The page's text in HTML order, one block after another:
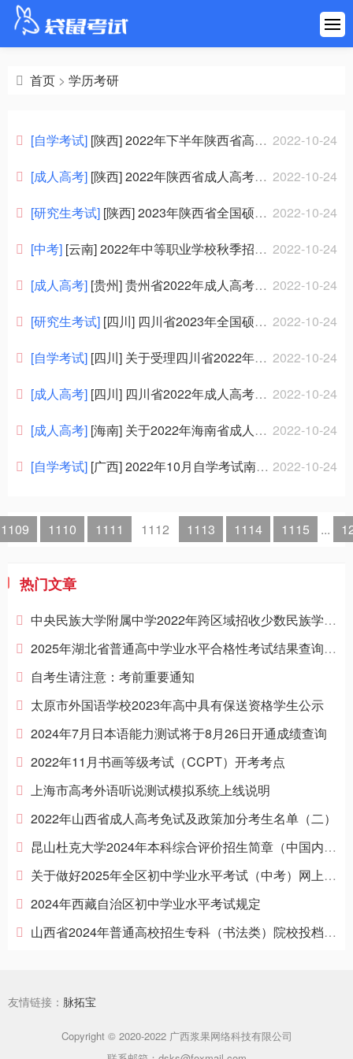
首页
建筑工程
财会金融
职业资格
学历考研
招聘信息
首页 > 学历考研
2022-10-24
[自学考试] [陕西] 2022年下半年陕西省高等教育自学考试考前提醒
2022-10-24
[成人高考] [陕西] 2022年陕西省成人高考考生告知书
2022-10-24
[研究生考试] [陕西] 2023年陕西省全国硕士研究生招生考试网上报名与网上确认温馨提示
2022-10-24
[中考] [云南] 2022年中等职业学校秋季招生第七轮征集志愿公告
2022-10-24
[成人高考] [贵州] 贵州省2022年成人高考考前提示（一）
2022-10-24
[研究生考试] [四川] 四川省2023年全国硕士研究生招生考试报名信息网上确认公告
2022-10-24
[自学考试] [四川] 关于受理四川省2022年10月高等教育自学考试考生因疫情防控退费申请的通告
2022-10-24
[成人高考] [四川] 四川省2022年成人高考考生防疫须知
2022-10-24
[成人高考] [海南] 关于2022年海南省成人高校招生全国统一考试免试考生名单的公示
2022-10-24
[自学考试] [广西] 2022年10月自学考试南宁市第三职业技术学校考点变更公告
1109 1110 1111 1112 1113 1114 1115 ...
热门文章
中央民族大学附属中学2022年跨区域招收少数民族学生名单
2025年湖北省普通高中学业水平合格性考试结果查询和复核办法
自考生请注意：考前重要通知
太原市外国语学校2023年高中具有保送资格学生公示
2024年7月日本语能力测试将于8月26日开通成绩查询
2022年11月书画等级考试（CCPT）开考考点
上海市高考外语听说测试模拟系统上线说明
2022年山西省成人高考免试及政策加分考生名单（二）
昆山杜克大学2024年本科综合评价招生简章（中国内地学生）
关于做好2025年全区初中学业水平考试（中考）网上报名有关工作的通知
2024年西藏自治区初中学业水平考试规定
山西省2024年普通高校招生专科（书法类）院校投档最低分
友情链接： 脉拓宝
Copyright © 2020-2022 广西浆果网络科技有限公司